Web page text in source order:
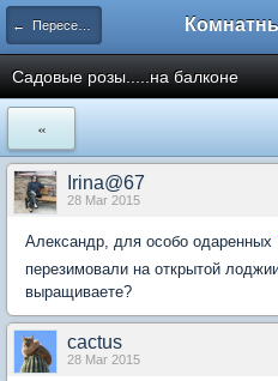
← Переселенцы поневоле
Садовые розы.....на балконе
«
Irina@67
28 Mar 2015
Александр, для особо одаренных
перезимовали на открытой
выращиваете?
cactus
28 Mar 2015